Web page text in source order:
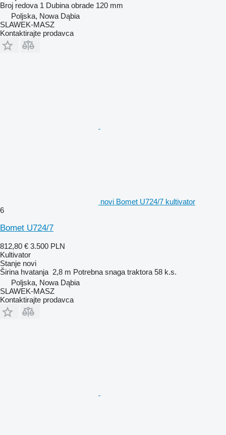
Broj redova 1 Dubina obrade 120 mm
Poljska, Nowa Dąbia
SLAWEK-MASZ
Kontaktirajte prodavca
novi Bomet U724/7 kultivator
6
Bomet U724/7
812,80 € 3.500 PLN
Kultivator
Stanje novi
Širina hvatanja 2,8 m Potrebna snaga traktora 58 k.s.
Poljska, Nowa Dąbia
SLAWEK-MASZ
Kontaktirajte prodavca